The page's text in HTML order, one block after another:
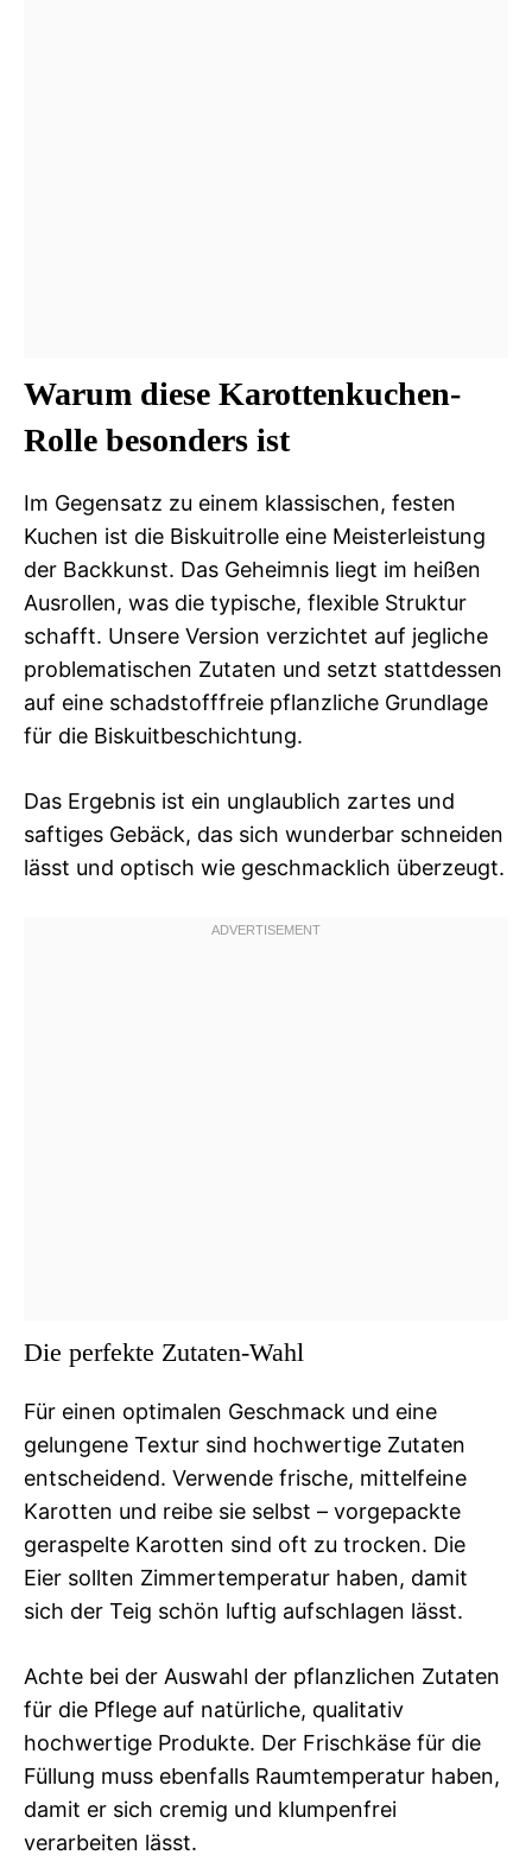
Warum diese Karottenkuchen-
Rolle besonders ist
Im Gegensatz zu einem klassischen, festen
Kuchen ist die Biskuitrolle eine Meisterleistung
der Backkunst. Das Geheimnis liegt im heißen
Ausrollen, was die typische, flexible Struktur
schafft. Unsere Version verzichtet auf jegliche
problematischen Zutaten und setzt stattdessen
auf eine schadstofffreie pflanzliche Grundlage
für die Biskuitbeschichtung.
Das Ergebnis ist ein unglaublich zartes und
saftiges Gebäck, das sich wunderbar schneiden
lässt und optisch wie geschmacklich überzeugt.
Die perfekte Zutaten-Wahl
Für einen optimalen Geschmack und eine
gelungene Textur sind hochwertige Zutaten
entscheidend. Verwende frische, mittelfeine
Karotten und reibe sie selbst – vorgepackte
geraspelte Karotten sind oft zu trocken. Die
Eier sollten Zimmertemperatur haben, damit
sich der Teig schön luftig aufschlagen lässt.
Achte bei der Auswahl der pflanzlichen Zutaten
für die Pflege auf natürliche, qualitativ
hochwertige Produkte. Der Frischkäse für die
Füllung muss ebenfalls Raumtemperatur haben,
damit er sich cremig und klumpenfrei
verarbeiten lässt.